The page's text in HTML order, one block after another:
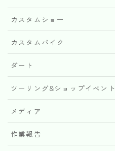
カスタムショー
カスタムバイク
ダート
ツーリング&ショップイベント
メディア
作業報告